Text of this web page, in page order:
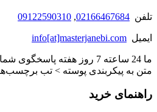
تلفن 02166467684
,
09122590310
ایمیل info[at]masterjanebi.com
ما 24 ساعته 7 روز هفته
متن به پیکربندی پوسته > تب برچسب‌ها
راهنمای خرید